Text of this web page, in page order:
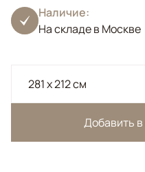
Наличие:
На складе в Москве
281 x 212 см
Добавить в